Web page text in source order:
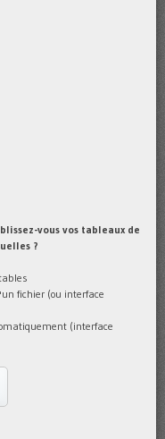
vous vos tableaux de
?
fichier (ou interface
(interface